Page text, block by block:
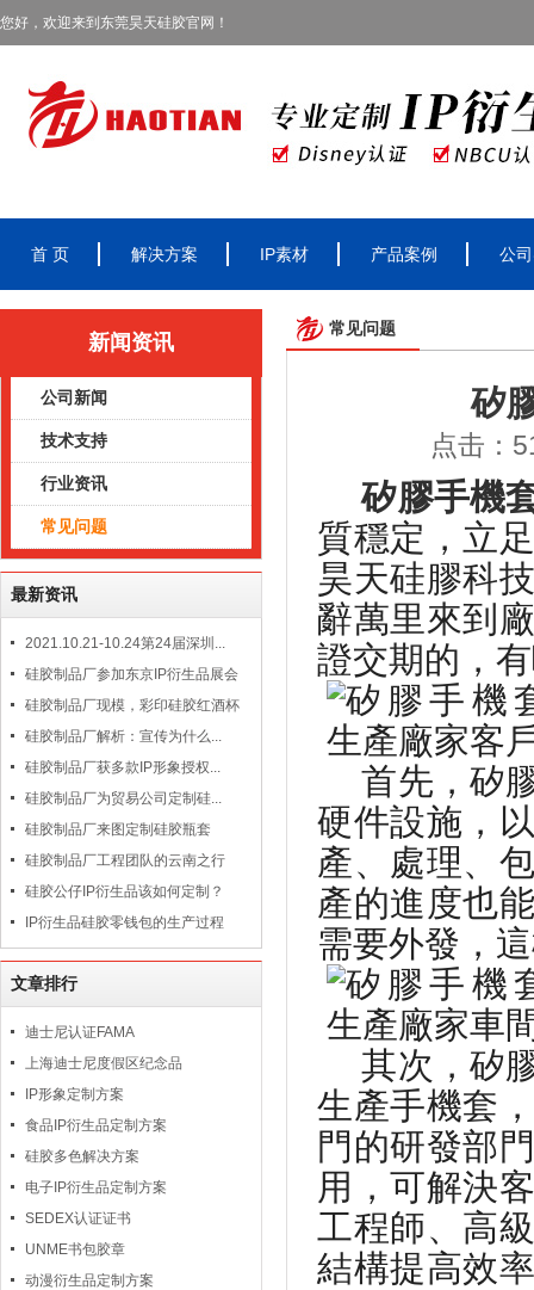
您好，欢迎来到东莞昊天硅胶官网！
首 页 解决方案 IP素材 产品案例 公
新闻资讯
公司新闻
技术支持
行业资讯
常见问题
最新资讯
2021.10.21-10.24第24届深圳...
硅胶制品厂参加东京IP衍生品展会
硅胶制品厂现模，彩印硅胶红酒杯
硅胶制品厂解析：宣传为什么...
硅胶制品厂获多款IP形象授权...
硅胶制品厂为贸易公司定制硅...
硅胶制品厂来图定制硅胶瓶套
硅胶制品厂工程团队的云南之行
硅胶公仔IP衍生品该如何定制？
IP衍生品硅胶零钱包的生产过程
文章排行
迪士尼认证FAMA
上海迪士尼度假区纪念品
IP形象定制方案
食品IP衍生品定制方案
硅胶多色解决方案
电子IP衍生品定制方案
SEDEX认证证书
UNME书包胶章
动漫衍生品定制方案
常见问题
矽
点击：
矽膠手機
質穩定，立
昊天硅膠科
辭萬里來到
證交期的，
首先，矽
硬件設施，
產、處理、
產的進度也
需要外發，
其次，矽
生產手機套
門的研發部
用，可解決
工程師、高
結構提高效